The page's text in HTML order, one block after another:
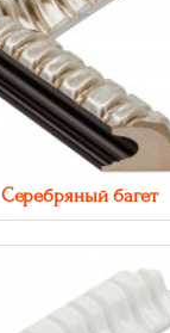
Серебряный багет